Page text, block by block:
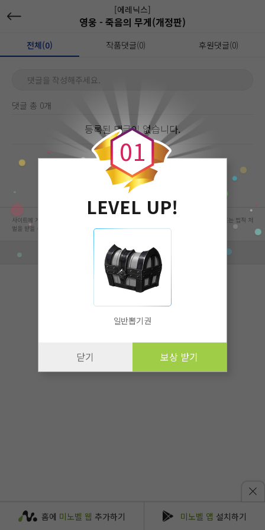
[에레닉스]
영웅 - 죽음의 무게(개정판)
전체(0) 작품댓글(0) 후원댓글(0)
댓글을 작성해주세요.
댓글 총 0개
등록된 댓글이 없습니다.
0
0
1
LEVEL UP!
일반뽑기권
닫기 보상 받기
홈에 미노벨 웹 추가하기 미노벨 앱 설치하기
사이트에 게시된 컨텐츠는 저작권자의 권리가 있는 컨텐츠로서 무단 복제, 전송, 수정, 배포는 법적 처
벌을 받을 수 있습니다.
회사 정보 자세히 보기